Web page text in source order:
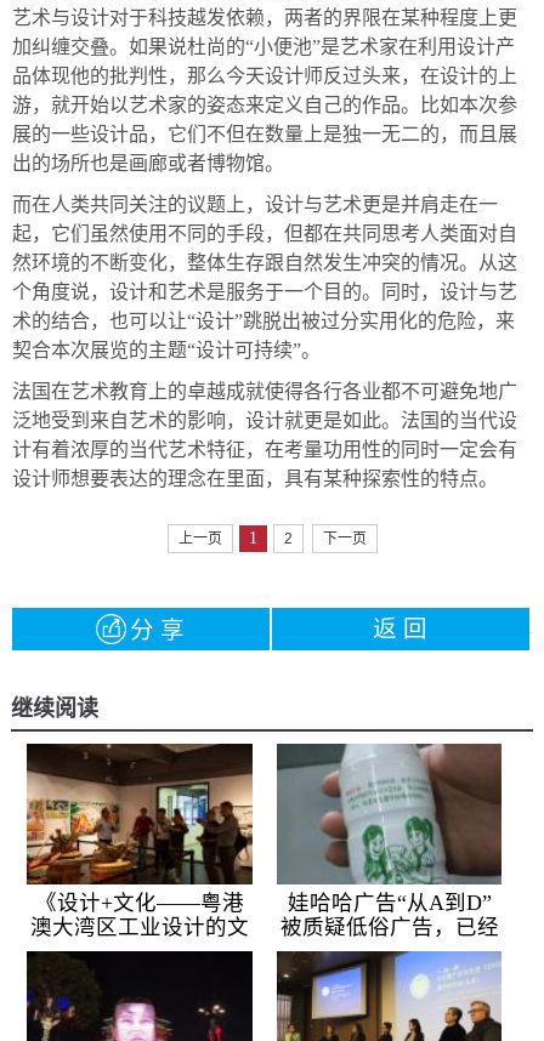
艺术与设计对于科技越发依赖，两者的界限在某种程度上更
加纠缠交叠。如果说杜尚的“小便池”是艺术家在利用设计产
品体现他的批判性，那么今天设计师反过头来，在设计的上
游，就开始以艺术家的姿态来定义自己的作品。比如本次参
展的一些设计品，它们不但在数量上是独一无二的，而且展
出的场所也是画廊或者博物馆。
而在人类共同关注的议题上，设计与艺术更是并肩走在一
起，它们虽然使用不同的手段，但都在共同思考人类面对自
然环境的不断变化，整体生存跟自然发生冲突的情况。从这
个角度说，设计和艺术是服务于一个目的。同时，设计与艺
术的结合，也可以让“设计”跳脱出被过分实用化的危险，来
契合本次展览的主题“设计可持续”。
法国在艺术教育上的卓越成就使得各行各业都不可避免地广
泛地受到来自艺术的影响，设计就更是如此。法国的当代设
计有着浓厚的当代艺术特征，在考量功用性的同时一定会有
设计师想要表达的理念在里面，具有某种探索性的特点。
上一页 1 2 下一页
分 享 返 回
继续阅读
《设计+文化——粤港
澳大湾区工业设计的文
化机遇》学术研讨会在
娃哈哈广告“从A到D”
被质疑低俗广告，已经
停产歧义产品包装